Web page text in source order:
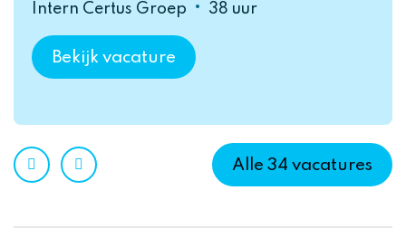
Intern Certus Groep 38 uur
Bekijk vacature
Prev Next Alle 34 vacatures